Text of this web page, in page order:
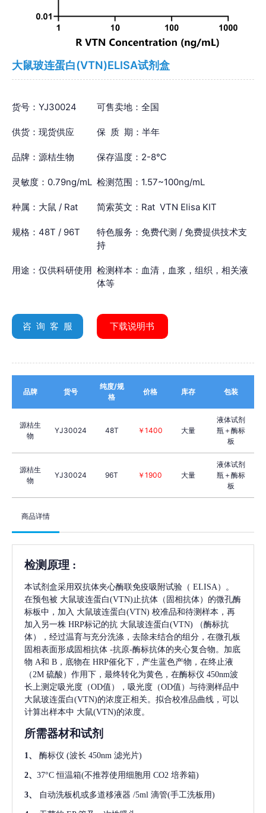
大鼠玻连蛋白(VTN)ELISA试剂盒
货号：YJ30024 可售卖地：全国
供货：现货供应 保 质 期：半年
品牌：源桔生物 保存温度：2-8℃
灵敏度：0.79ng/mL 检测范围：1.57~100ng/mL
种属：大鼠 / Rat 简索英文：Rat VTN Elisa KIT
规格：48T / 96T
特色服务：免费代测 / 免费提供技术支
持
用途：仅供科研使用 检测样本：血清，血浆，组织，相关液
体等
咨 询 客 服 下载说明书
品牌 货号
纯度/规
格
价格 库存 包装
源桔生
物
YJ30024 48T ￥1400 大量
液体试剂
瓶＋酶标
板
源桔生
物
YJ30024 96T ￥1900 大量
液体试剂
瓶＋酶标
板
商品详情
检测原理 :
本试剂盒采用双抗体夹心酶联免疫吸附试验（ ELISA）。
在预包被 大鼠玻连蛋白(VTN) 止抗体（固相抗体）的微孔酶
标板中，加入 大鼠玻连蛋白(VTN) 校准品和待测样本，再
加入另一株 HRP标记的抗 大鼠玻连蛋白(VTN)
（酶标抗
体），经过温育与充分洗涤，去除未结合的组分，在微孔板
固相表面形成固相抗体 -抗原-酶标抗体的夹心复合物。加底
物 A和 B，底物在 HRP催化下，产生蓝色产物，在终止液
（2M 硫酸）作用下，最终转化为黄色，在酶标仪 450nm波
长上测定吸光度（OD值），吸光度（OD值）与待测样品中
大鼠玻连蛋白(VTN)的浓度正相关。拟合校准品曲线，可以
计算出样本中 大鼠(VTN)的浓度。
所需器材和试剂
1、 酶标仪 (波长 450nm 滤光片)
2、 37°C 恒温箱(不推荐使用细胞用 CO2 培养箱)
3、 自动洗板机或多道移液器 /5ml 滴管(手工洗板用)